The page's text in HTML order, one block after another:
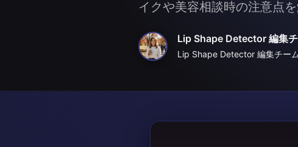
イクや美容相談時の注意点を
Lip Shape Detector 編集
Lip Shape Detector 編集チーム